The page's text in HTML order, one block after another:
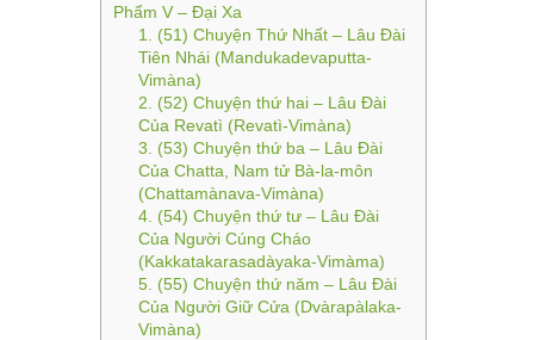
Phẩm V – Đại Xa
1. (51) Chuyện Thứ Nhất – Lâu Ðài
Tiên Nhái (Mandukadevaputta-
Vimàna)
2. (52) Chuyện thứ hai – Lâu Ðài
Của Revatì (Revatì-Vimàna)
3. (53) Chuyện thứ ba – Lâu Ðài
Của Chatta, Nam tử Bà-la-môn
(Chattamànava-Vimàna)
4. (54) Chuyện thứ tư – Lâu Ðài
Của Người Cúng Cháo
(Kakkatakarasadàyaka-Vimàma)
5. (55) Chuyện thứ năm – Lâu Ðài
Của Người Giữ Cửa (Dvàrapàlaka-
Vimàna)